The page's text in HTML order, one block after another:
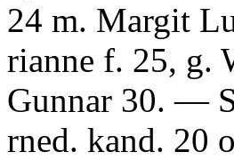
24 m. Margit
rianne f. 25, g.
Gunnar 30. —
rned. kand. 20